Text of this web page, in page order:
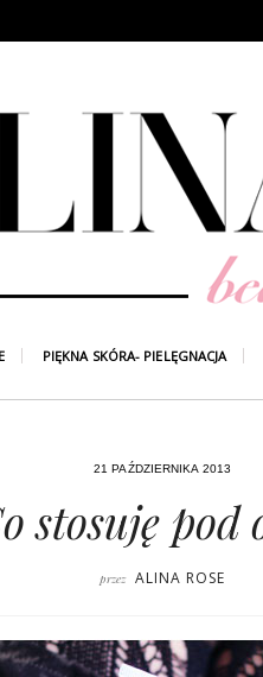
PIĘKNA SKÓRA- PIELĘGNACJA
21 PAŹDZIERNIKA 2013
stosuję pod
przez ALINA ROSE